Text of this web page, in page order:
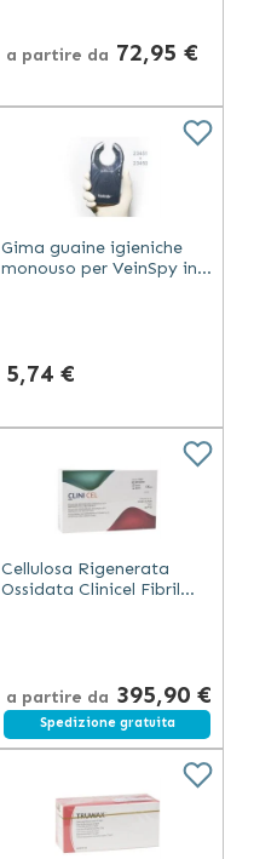
a partire da 72,95 €
Gima guaine igieniche
monouso per VeinSpy in
5,74 €
Cellulosa Rigenerata
Ossidata Clinicel Fibril
a partire da 395,90 €
Spedizione gratuita